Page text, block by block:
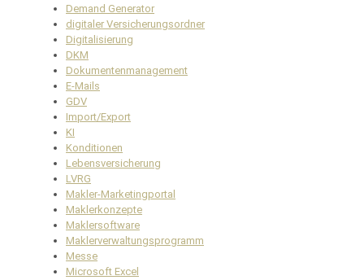
Demand Generator
digitaler Versicherungsordner
Digitalisierung
DKM
Dokumentenmanagement
E-Mails
GDV
Import/Export
KI
Konditionen
Lebensversicherung
LVRG
Makler-Marketingportal
Maklerkonzepte
Maklersoftware
Maklerverwaltungsprogramm
Messe
Microsoft Excel